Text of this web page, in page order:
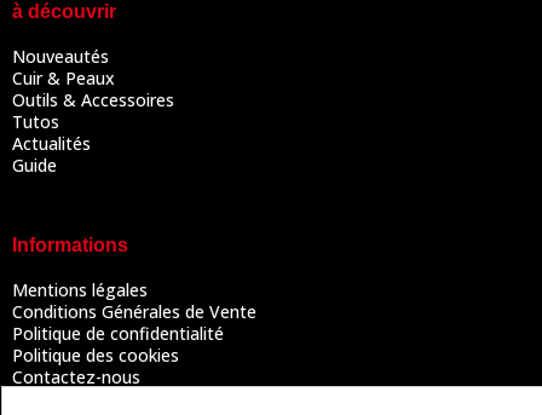
à découvrir
Nouveautés
Cuir & Peaux
Outils & Accessoires
Tutos
Actualités
Guide
Informations
Mentions légales
Conditions Générales de Vente
Politique de confidentialité
Politique des cookies
Contactez-nous